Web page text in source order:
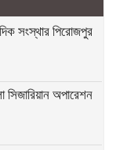
সংস্থার পিরোজপুর
সিজারিয়ান অপারেশন